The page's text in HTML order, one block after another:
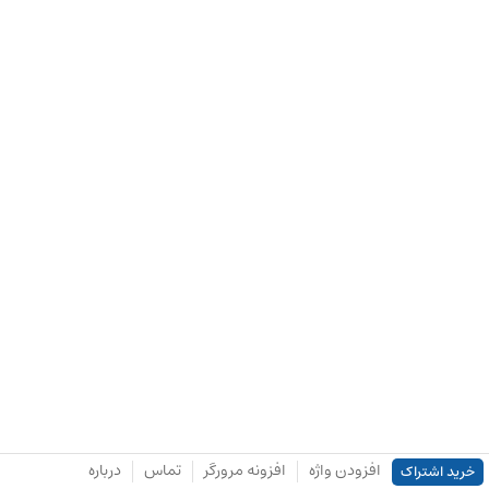
خرید اشتراک افزودن واژه افزونه مرورگر تماس درباره